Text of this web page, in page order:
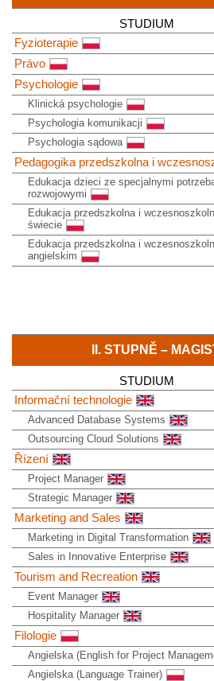
STUDIUM
Fyzioterapie
Právo
Psychologie
Klinická psychologie
Psychologia komunikacji
Psychologia sądowa
Pedagogika przedszkolna i
Edukacja dzieci ze specjalnymi
rozwojowymi
Edukacja przedszkolna i
świecie
Edukacja przedszkolna i
angielskim
II. STUPNĚ –
STUDIUM
Informační technologie
Advanced Database Systems
Outsourcing Cloud Solutions
Řízení
Project Manager
Strategic Manager
Marketing and Sales
Marketing in Digital Transformation
Sales in Innovative Enterprise
Tourism and Recreation
Event Manager
Hospitality Manager
Filologie
Angielska (English for Project
Angielska (Language Trainer)